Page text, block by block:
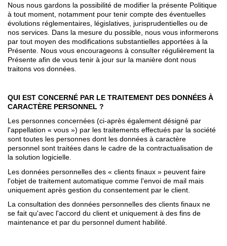
Nous nous gardons la possibilité de modifier la présente Politique
à tout moment, notamment pour tenir compte des éventuelles
évolutions réglementaires, législatives, jurisprudentielles ou de
nos services. Dans la mesure du possible, nous vous informerons
par tout moyen des modifications substantielles apportées à la
Présente. Nous vous encourageons à consulter régulièrement la
Présente afin de vous tenir à jour sur la manière dont nous
traitons vos données.
QUI EST CONCERNÉ PAR LE TRAITEMENT DES DONNÉES À
CARACTÈRE PERSONNEL ?
Les personnes concernées (ci-après également désigné par
l'appellation « vous ») par les traitements effectués par la société
sont toutes les personnes dont les données à caractère
personnel sont traitées dans le cadre de la contractualisation de
la solution logicielle.
Les données personnelles des « clients finaux » peuvent faire
l'objet de traitement automatique comme l'envoi de mail mais
uniquement après gestion du consentement par le client.
La consultation des données personnelles des clients finaux ne
se fait qu'avec l'accord du client et uniquement à des fins de
maintenance et par du personnel dument habilité.